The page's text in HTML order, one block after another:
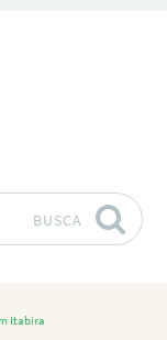
BUSCA
Itabira